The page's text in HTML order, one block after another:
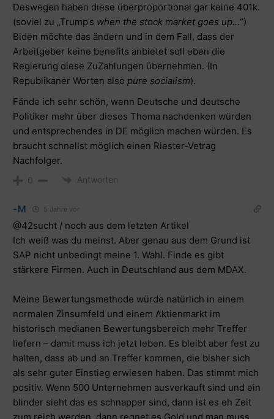
Deswegen haben diese überproportional gar keine 401k.
(soviel zu „Trump’s when the stock market goes up...“)
Biden möchte das ändern und in dem Fall, dass der
Arbeitgeber keine benefits anbietet soll eben die
Regierung diese ZuZahlungen übernehmen. (In
Republikaner Worten also pure socialism).
Fände ich sehr schön, wenn Deutsche und deutsche
Politiker mehr über dieses Thema nachdenken würden
und entsprechendes in DE möglich machen würden. Es
braucht schnellst möglich einen Riester-Vetrag
Nachfolger.
0 Antworten
-M 5 Jahre vor
@42sucht / noch aus dem letzten Artikel
Ich weiß was du meinst. Aber genau aus dem Grund ist
SAP nicht unbedingt meine 1. Wahl. Finde es gibt
stärkere Firmen. Auch in Deutschland aus dem MDAX.
Meine Bewertungsmethode würde natürlich in einem
normalen Zinsumfeld und einem Aktienmarkt im
historisch medianen Bewertungsbereich mehr Treffer
liefern – damit muss ich jetzt leben. Es bleibt aber fest zu
halten, dass ab und an Treffer kommen, die bisher sich
als sehr guter Einstieg erwiesen haben. Das stimmt mich
positiv. Wenn 500 Unternehmen ausverkauft sind und ein
blinder sieht das es schnapper sind, dann ist es eh Zeit